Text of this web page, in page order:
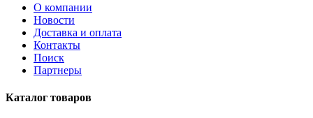
О компании
Новости
Доставка и оплата
Контакты
Поиск
Партнеры
Каталог товаров